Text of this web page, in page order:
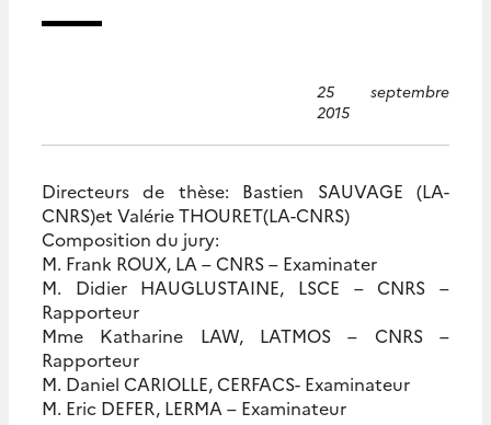
25 septembre
2015
Directeurs de thèse: Bastien SAUVAGE (LA-
CNRS)et Valérie THOURET(LA-CNRS)
Composition du jury:
M. Frank ROUX, LA – CNRS – Examinater
M. Didier HAUGLUSTAINE, LSCE – CNRS –
Rapporteur
Mme Katharine LAW, LATMOS – CNRS –
Rapporteur
M. Daniel CARIOLLE, CERFACS- Examinateur
M. Eric DEFER, LERMA – Examinateur